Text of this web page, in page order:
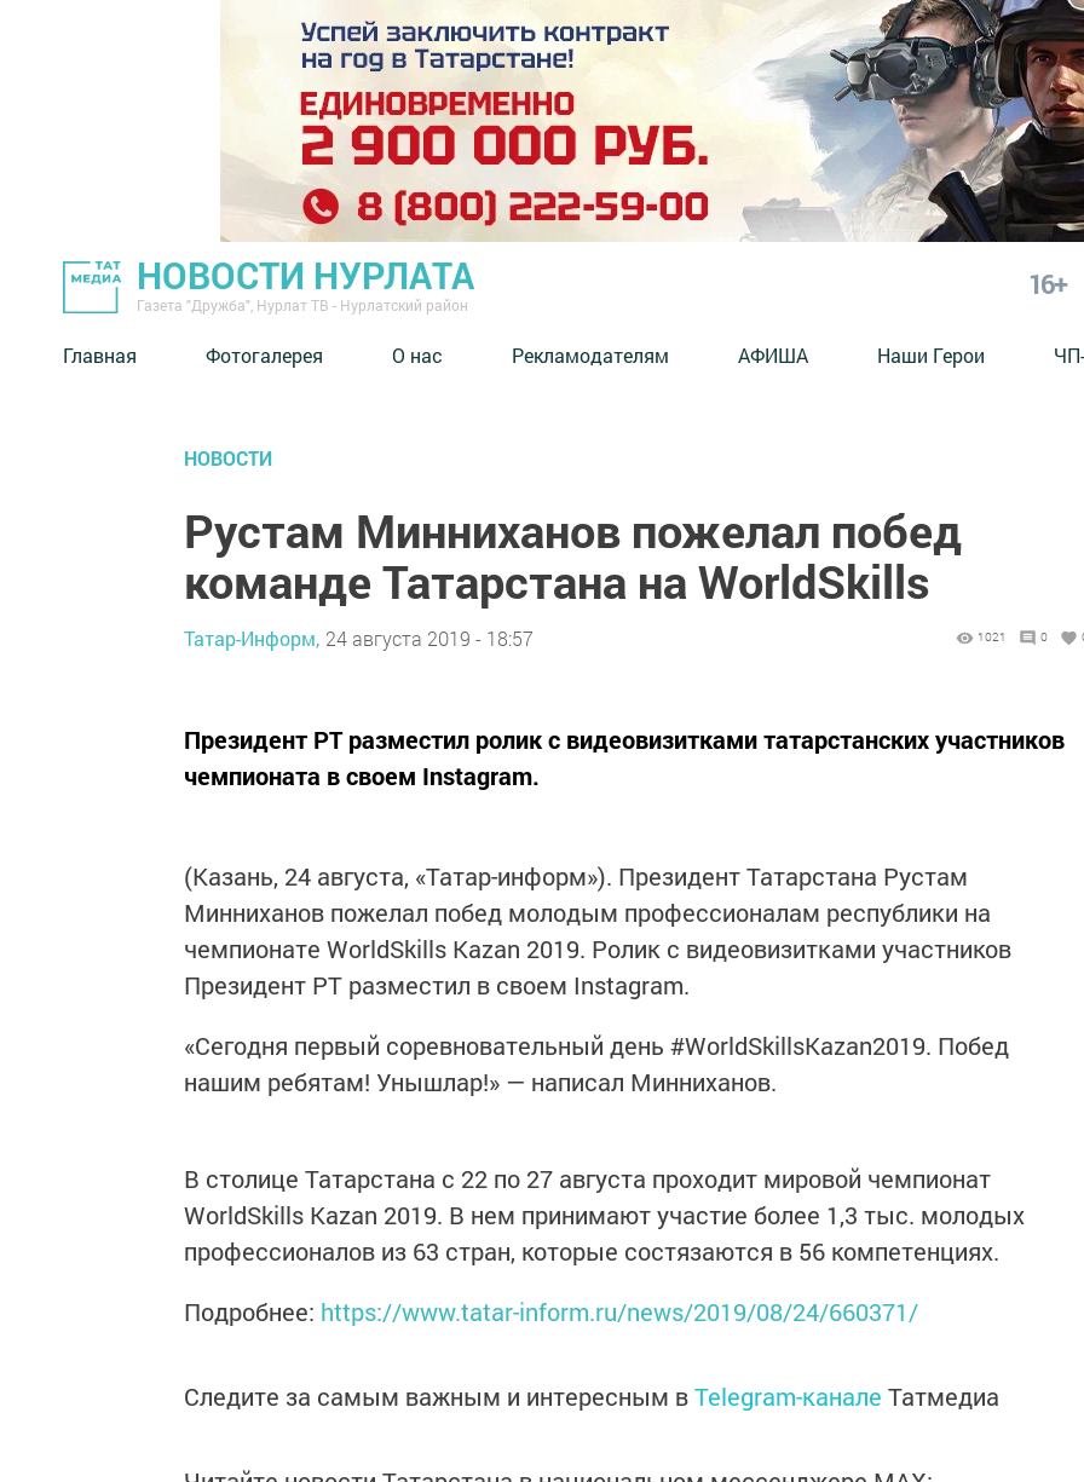
НОВОСТИ НУРЛАТА
Газета "Дружба", Нурлат ТВ - Нурлатский район
16+
Главная Фотогалерея О нас Рекламодателям АФИША Наши Герои
НОВОСТИ
Рустам Минниханов пожелал побед
команде Татарстана на WorldSkills
Татар-Информ, 24 августа 2019 - 18:57 1021 0
Президент РТ разместил ролик с видеовизитками татарстанских участников
чемпионата в своем Instagram.
(Казань, 24 августа, «Татар-информ»). Президент Татарстана Рустам
Минниханов пожелал побед молодым профессионалам республики на
чемпионате WorldSkills Kazan 2019. Ролик с видеовизитками участников
Президент РТ разместил в своем Instagram.
«Сегодня первый соревновательный день #WorldSkillsKazan2019. Побед
нашим ребятам! Унышлар!» — написал Минниханов.
В столице Татарстана с 22 по 27 августа проходит мировой чемпионат
WorldSkills Kazan 2019. В нем принимают участие более 1,3 тыс. молодых
профессионалов из 63 стран, которые состязаются в 56 компетенциях.
Подробнее: https://www.tatar-inform.ru/news/2019/08/24/660371/
Следите за самым важным и интересным вTelegram-канале Татмедиа